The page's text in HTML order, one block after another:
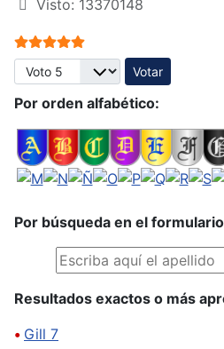
Visto: 13370148
Ratio:5/5
Por favor, vote
Por orden alfabético:
Por búsqueda en el
Resultados exactos o más
• Gill 7